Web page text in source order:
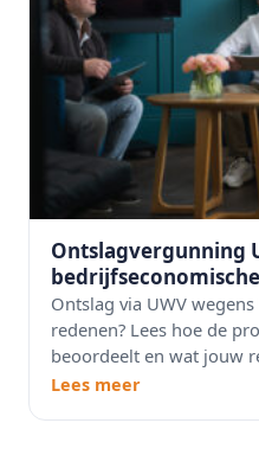
Ontslagvergunning
Ontslag via UWV
redenen? Lees hoe de
beoordeelt en wat jouw
Lees meer